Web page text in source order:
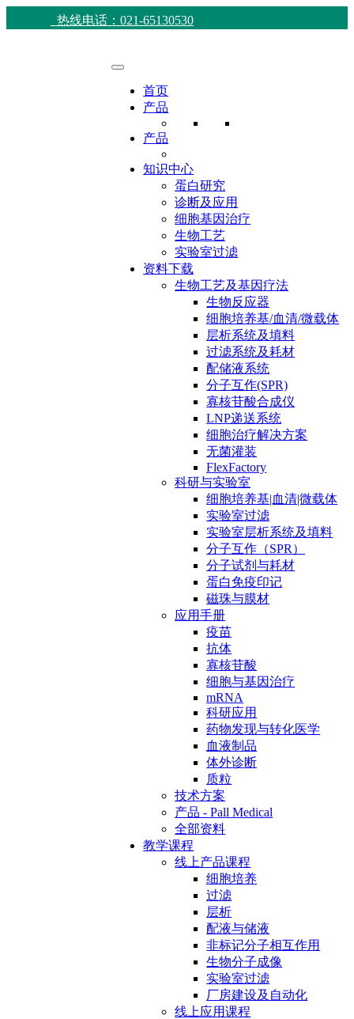
热线电话：021-65130530
首页
产品
产品
知识中心
蛋白研究
诊断及应用
细胞基因治疗
生物工艺
实验室过滤
资料下载
生物工艺及基因疗法
生物反应器
细胞培养基/血清/微载体
层析系统及填料
过滤系统及耗材
配储液系统
分子互作(SPR)
寡核苷酸合成仪
LNP递送系统
细胞治疗解决方案
无菌灌装
FlexFactory
科研与实验室
细胞培养基|血清|微载体
实验室过滤
实验室层析系统及填料
分子互作（SPR）
分子试剂与耗材
蛋白免疫印记
磁珠与膜材
应用手册
疫苗
抗体
寡核苷酸
细胞与基因治疗
mRNA
科研应用
药物发现与转化医学
血液制品
体外诊断
质粒
技术方案
产品 - Pall Medical
全部资料
教学课程
线上产品课程
细胞培养
过滤
层析
配液与储液
非标记分子相互作用
生物分子成像
实验室过滤
厂房建设及自动化
线上应用课程